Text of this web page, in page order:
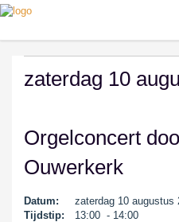
zaterdag 10
Orgelconcert
Ouwerkerk
Datum:
zaterdag 10 augustus
Tijdstip:
13:00 - 14:00